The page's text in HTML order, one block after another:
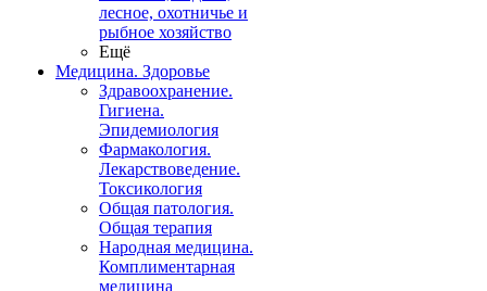
лесное, охотничье и
рыбное хозяйство
Ещё
Медицина. Здоровье
Здравоохранение.
Гигиена.
Эпидемиология
Фармакология.
Лекарствоведение.
Токсикология
Общая патология.
Общая терапия
Народная медицина.
Комплиментарная
медицина